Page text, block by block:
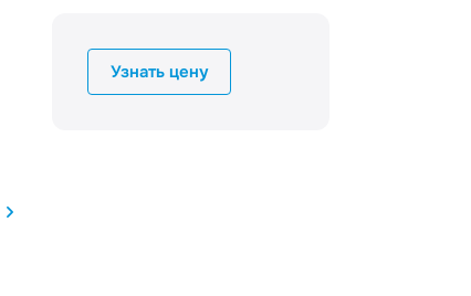
Узнать цену